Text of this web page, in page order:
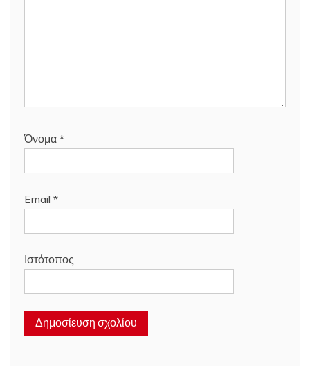
Όνομα *
Email *
Ιστότοπος